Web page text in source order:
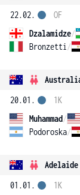
22.02.
Dzalamidze/
Bronzetti /
OF
20.01.
Muhammad/
Podoroska/
1K
Adelaide
01.01.
1K